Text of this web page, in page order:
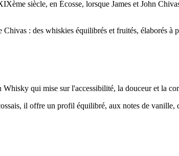
siècle, en Écosse, lorsque James et John
Chivas : des whiskies équilibrés et fruités, élaborés
qui mise sur l'accessibilité, la douceur et la
il offre un profil équilibré, aux notes de